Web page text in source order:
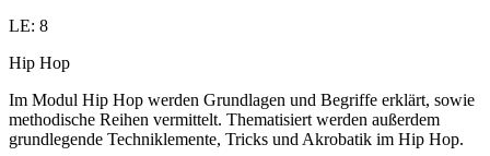
LE: 8
Hip Hop
Im Modul Hip Hop werden Grundlagen und Begriffe erklärt, sowie
methodische Reihen vermittelt. Thematisiert werden außerdem
grundlegende Techniklemente, Tricks und Akrobatik im Hip Hop.